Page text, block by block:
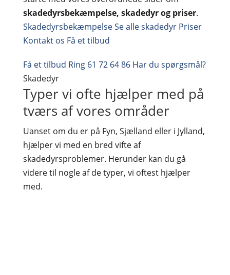
skadedyrsbekæmpelse, skadedyr og priser.
SkadedyrsbekæmpelseSe alle skadedyr Priser
Kontakt os Få et tilbud
Få et tilbud Ring 61 72 64 86 Har du spørgsmål?
Skadedyr
Typer vi ofte hjælper med på
tværs af vores områder
Uanset om du er på Fyn, Sjælland eller i Jylland,
hjælper vi med en bred vifte af
skadedyrsproblemer. Herunder kan du gå
videre til nogle af de typer, vi oftest hjælper
med.